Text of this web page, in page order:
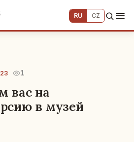
RU CZ
1
вас на
в музей